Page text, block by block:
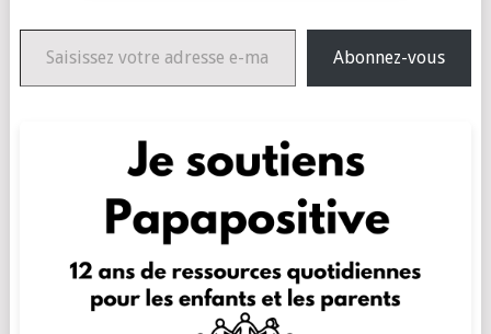
Saisissez votre adresse e-mail…
Abonnez-vous